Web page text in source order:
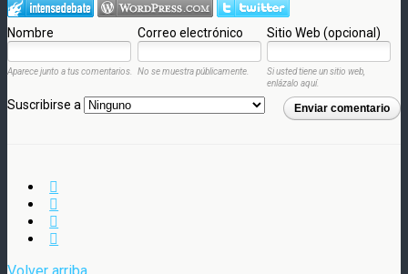
Nombre Correo electrónico Sitio Web (opcional)
Aparece junto a tus comentarios. No se muestra públicamente.
Si usted tiene un sitio web,
enlázalo aquí.
Enviar comentario
Suscribirse a